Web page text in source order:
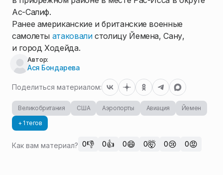
Ас-Салиф.
Ранее американские и британские военные
самолеты атаковалистолицу Йемена, Сану,
и город Ходейда.
Автор:
Ася Бондарева
Поделиться материалом:
Великобритания США Аэропорты Авиация
Йемен
+ 1 тегов
Как вам материал? 0👎 0👍 0😄 0🤯 0😢 0😡